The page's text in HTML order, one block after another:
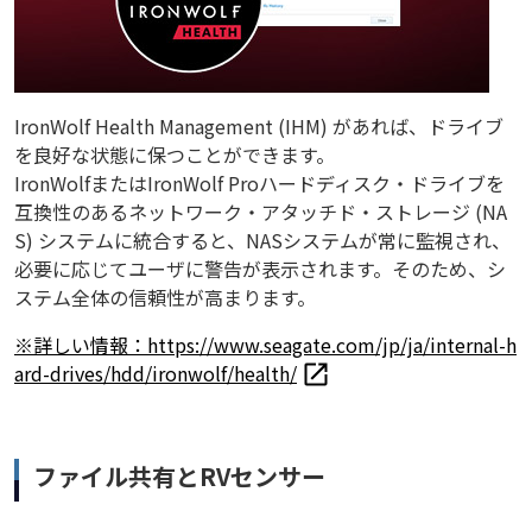
IronWolf Health Management (IHM) があれば、ドライブ
を良好な状態に保つことができます。
IronWolfまたはIronWolf Proハードディスク・ドライブを
互換性のあるネットワーク・アタッチド・ストレージ (NA
S) システムに統合すると、NASシステムが常に監視され、
必要に応じてユーザに警告が表示されます。そのため、シ
ステム全体の信頼性が高まります。
※詳しい情報：https://www.seagate.com/jp/ja/internal-h
ard-drives/hdd/ironwolf/health/
ファイル共有とRVセンサー